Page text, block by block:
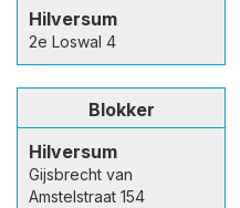
Hilversum
2e Loswal 4
Blokker
Hilversum
Gijsbrecht van
Amstelstraat 154